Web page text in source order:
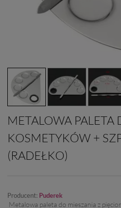
METALOWA
KOSMETYKÓW +
(RADEŁKO)
Producent: Puderek
Metalowa paleta do mieszania z